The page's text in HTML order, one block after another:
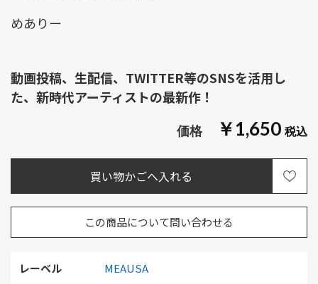
￥1,650
レーベル
MEAUSA
この商品について問い合わせる
めありー
動画投稿、生配信、TWITTER等のSNSを活用し
た、新時代アーティストの最新作！